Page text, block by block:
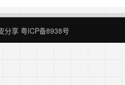
应用名称即可 下载完应用后，退出
影响应用使用 购买独享ID：小皮商
读 »
分享 粤ICP备8938号